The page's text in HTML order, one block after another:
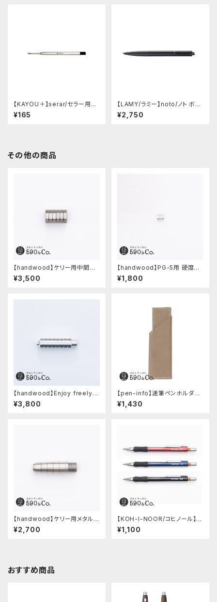
【KAYOU＋】serar/セラー用リ
フィル
¥165
【LAMY/ラミー】noto/ノト ボー
ルペン・限定色 (オールブラック)
¥2,750
その他の商品
【handwood】ケリー用中間パ
ーツ/カスタムグリップ (八角形/
ステンレス)
¥3,500
【handwood】PG-5用 硬度表
示窓 (超超ジュラルミン/楕円)
¥1,800
【handwood】Enjoy freely
前軸・八角形ストレート(ジュラル
ミン)
¥3,800
【pen-info】速筆ペンホルダー
590&Co.別注色 (ベージュ)
¥1,430
【handwood】ケリー用メタルグ
¥2,700
【KOH-I-NOOR/コヒノール】M
ephisto profi 5035シャープ
ペンシル(0.5mm)
¥1,100
おすすめ商品